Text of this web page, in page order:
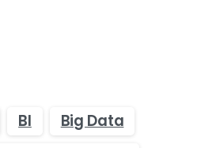
BI
Big Data